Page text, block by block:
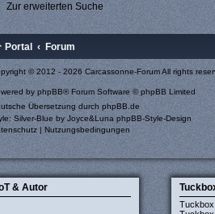
Zur erweiterten Suche
Portal Forum
© 2012 - 2026 Carcassonne-Forum All rights
byphpBB® Forum Software © phpBB Limited
Übersetzung durch phpBB.de
Silver-Blue by Joyce&Luna phpBB-Style-Design
| Nutzungsbedingungen
& Autor
Tuckbox